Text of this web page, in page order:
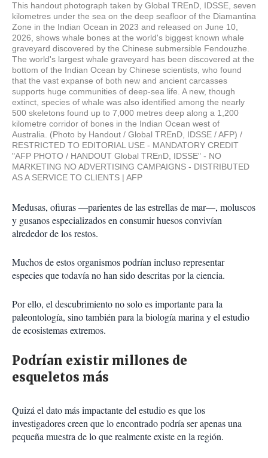
This handout photograph taken by Global TREnD, IDSSE, seven
kilometres under the sea on the deep seafloor of the Diamantina
Zone in the Indian Ocean in 2023 and released on June 10,
2026, shows whale bones at the world's biggest known whale
graveyard discovered by the Chinese submersible Fendouzhe.
The world's largest whale graveyard has been discovered at the
bottom of the Indian Ocean by Chinese scientists, who found
that the vast expanse of both new and ancient carcasses
supports huge communities of deep-sea life. A new, though
extinct, species of whale was also identified among the nearly
500 skeletons found up to 7,000 metres deep along a 1,200
kilometre corridor of bones in the Indian Ocean west of
Australia. (Photo by Handout / Global TREnD, IDSSE / AFP) /
RESTRICTED TO EDITORIAL USE - MANDATORY CREDIT
"AFP PHOTO / HANDOUT Global TREnD, IDSSE" - NO
MARKETING NO ADVERTISING CAMPAIGNS - DISTRIBUTED
AS A SERVICE TO CLIENTS
AFP
Medusas, ofiuras —parientes de las estrellas de mar—, moluscos
y gusanos especializados en consumir huesos convivían
alrededor de los restos.
Muchos de estos organismos podrían incluso representar
especies que todavía no han sido descritas por la ciencia.
Por ello, el descubrimiento no solo es importante para la
paleontología, sino también para la biología marina y el estudio
de ecosistemas extremos.
Podrían existir millones de
esqueletos más
Quizá el dato más impactante del estudio es que los
investigadores creen que lo encontrado podría ser apenas una
pequeña muestra de lo que realmente existe en la región.